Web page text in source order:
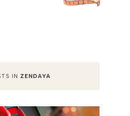
IN ZENDAYA